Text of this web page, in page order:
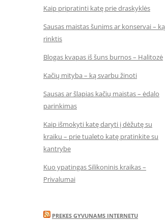
Kaip pripratinti katę prie draskyklės
Sausas maistas šunims ar konservai – ką
rinktis
Blogas kvapas iš šuns burnos – Halitozė
Kačių mityba – ką svarbu žinoti
Sausas ar šlapias kačių maistas – ėdalo
parinkimas
Kaip išmokyti katę daryti į dėžutę su
kraiku – prie tualeto katę pratinkite su
kantrybe
Kuo ypatingas Silikoninis kraikas –
Privalumai
PREKES GYVUNAMS INTERNETU